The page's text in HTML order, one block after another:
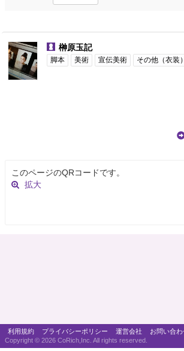
榊原玉記
脚本 美術 宣伝美術 その他（衣装）
このページのQRコードです。
拡大
利用規約 プライバシーポリシー 運営会社 お問い合わ
Copyright © 2026 CoRich,Inc. All rights reserved.